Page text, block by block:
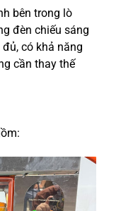
bên trong lò
đèn chiếu sáng
có khả năng
cần thay thế